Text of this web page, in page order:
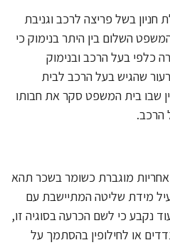
בשל פריצה לרכב וגניבת
השלום בין היתר בנימוק כי
כלפי בעל הרכב ובנימוק
שהגיש בעל הרכב לבית
שבו בית המשפט סקר את חבותו
הרכב.
מוגברת כשומר בשכר תהא
מידת שליטה המתיישבת עם
נקבע כי לשם הכרעה בסוגיה זו,
או לחילופין בהסתמך על